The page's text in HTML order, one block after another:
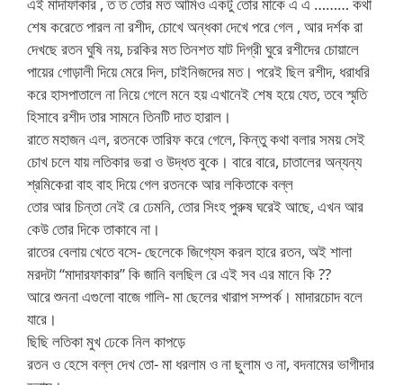
শেষ করেতে পারল না রশীদ, চোখে অন্ধকা দেখে পরে গেল , আর দর্শক রা
দেখছে রতন ঘুষি নয়, চরকির মত তিনশত যাট দিগ্রী ঘুরে রশীদের চোয়ালে
পায়ের গোড়ালী দিয়ে মেরে দিল, চাইনিজদের মত। পরেই ছিল রশীদ, ধরাধরি
করে হাসপাতালে না নিয়ে গেলে মনে হয় এখানেই শেষ হয়ে যেত, তবে স্মৃতি
হিসাবে রশীদ তার সামনে তিনটি দাত হারাল।
রাতে মহাজন এল, রতনকে তারিফ করে গেলে, কিন্তু কথা বলার সময় সেই
চোখ চলে যায় লতিকার ভরা ও উদ্ধত বুকে। বারে বারে, চাতালের অন্যন্য
শ্রমিকেরা বাহ বাহ দিয়ে গেল রতনকে আর লকিতাকে বল্ল
তোর আর চিন্তা নেই রে ঢেমনি, তোর সিংহ পুরুষ ঘরেই আছে, এখন আর
কেউ তোর দিকে তাকাবে না।
রাতের বেলায় খেতে বসে- ছেলেকে জিগ্যেস করল হারে রতন, অই শালা
মরদটা “মাদারফাকার” কি জানি বলছিল রে এই সব এর মানে কি ??
আরে শুননা এগুলো বাজে গালি- মা ছেলের খারাপ সম্পর্ক। মাদারচোদ বলে
যারে।
ছিছি লতিকা মুখ ঢেকে নিল কাপড়ে
রতন ও হেসে বল্ল দেখ তো- মা ধরলাম ও না ছুলাম ও না, বদনামের ভাগীদার